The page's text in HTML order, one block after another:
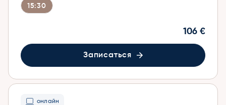
15:30
106 €
Записаться
онлайн